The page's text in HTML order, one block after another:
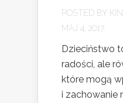
POSTED BY
MAJ 4, 2017
Dzieciństwo
radości, ale
które mogą
i zachowanie